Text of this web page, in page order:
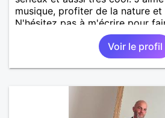
musique, profiter de la nature
N'hésitez pas à m'écrire pour
Voir le profil